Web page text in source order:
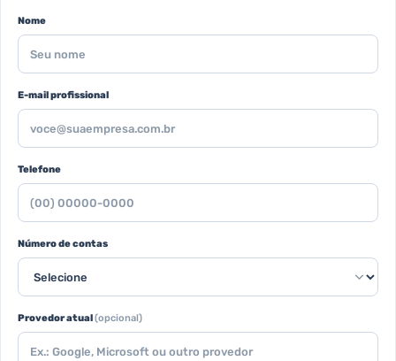
Nome
E-mail profissional
Telefone
Número de contas
Provedor atual(opcional)